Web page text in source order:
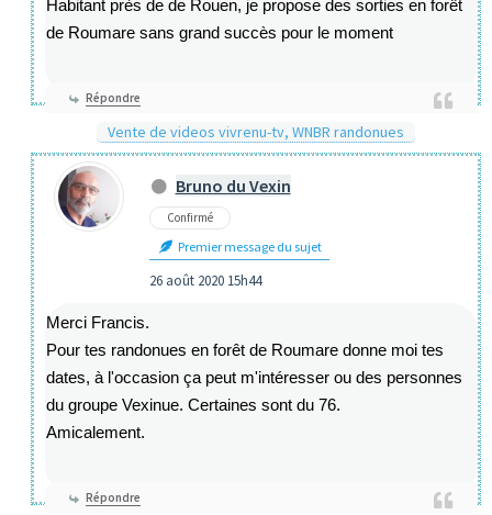
Habitant près de de Rouen, je propose des sorties en forêt
de Roumare sans grand succès pour le moment
Répondre
Vente de videos vivrenu-tv, WNBR randonues
Bruno du Vexin
Confirmé
Premier message du sujet
26 août 2020 15h44
Merci Francis.
Pour tes randonues en forêt de Roumare donne moi tes
dates, à l'occasion ça peut m'intéresser ou des personnes
du groupe Vexinue. Certaines sont du 76.
Amicalement.
Répondre